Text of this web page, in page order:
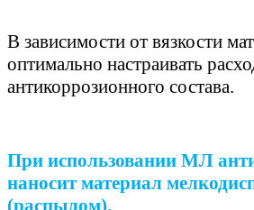
В зависимости от вязкости
оптимально настраивать
антикоррозионного состава.
При использовании МЛ
наносит материал
(распылом).